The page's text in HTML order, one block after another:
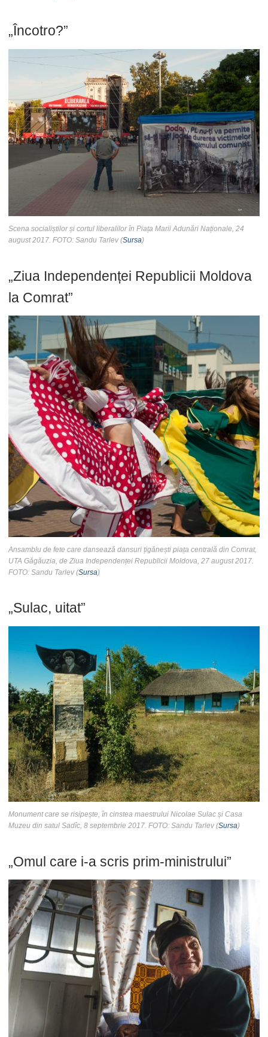
„Încotro?”
Scena socialiștilor și cortul liberalilor în Piața Marii Adunări Naționale, 24
august 2017. FOTO: Sandu Tarlev (Sursa)
„Ziua Independenței Republicii Moldova
la Comrat”
Ansamblu de fete care dansează dansuri țigănești piața centrală din Comrat,
UTA Găgăuzia, de Ziua Independenței Republicii Moldova, 27 august 2017.
FOTO: Sandu Tarlev (Sursa)
„Sulac, uitat”
Monument care se risipește, în cinstea maestrului Nicolae Sulac și Casa
Muzeu din satul Sadîc, 8 septembrie 2017. FOTO: Sandu Tarlev (Sursa)
„Omul care i-a scris prim-ministrului”